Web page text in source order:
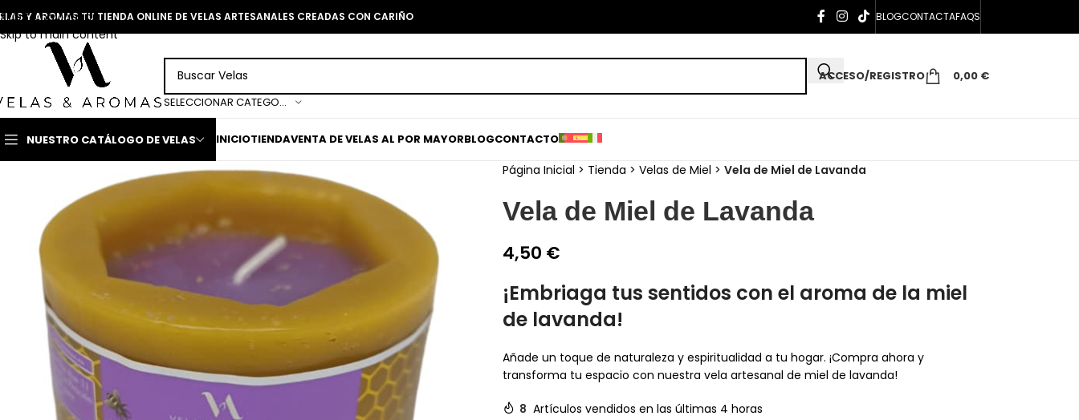
Skip to navigation
Skip to main content
Y AROMAS TU TIENDA ONLINE DE VELAS ARTESANALES CREADAS CON CARIÑO BLOGCONTACTAFAQS
SELECCIONAR CATEGORÍA
ACCESO/REGISTRO 0,00 €
NUESTRO CATÁLOGO DE VELAS INICIOTIENDAVENTA DE VELAS AL POR MAYORBLOGCONTACTO
Página Inicial > Tienda > Velas de Miel > Vela de Miel de Lavanda
Vela de Miel de Lavanda
4,50 €
¡Embriaga tus sentidos con el aroma de la miel
de lavanda!
Añade un toque de naturaleza y espiritualidad a tu hogar. ¡Compra ahora y
transforma tu espacio con nuestra vela artesanal de miel de lavanda!
8 Artículos vendidos en las últimas 4 horas